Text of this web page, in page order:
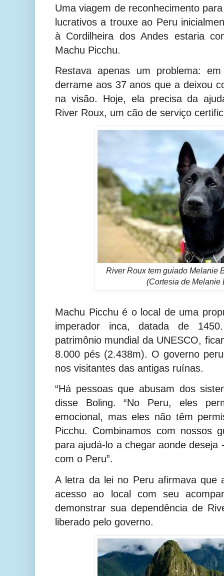
Uma viagem de reconhecimento
lucrativos a trouxe ao Peru
à Cordilheira dos Andes estaria
Machu Picchu.
Restava apenas um problema:
derrame aos 37 anos que a deixou
na visão. Hoje, ela precisa da
River Roux, um cão de serviço
River Roux tem guiado Melanie
(Cortesia de Melanie
Machu Picchu é o local de uma
imperador inca, datada de
patrimônio mundial da UNESCO,
8.000 pés (2.438m). O governo
nos visitantes das antigas ruínas.
“Há pessoas que abusam dos
disse Boling. “No Peru, eles
emocional, mas eles não têm
Picchu. Combinamos com nossos
para ajudá-lo a chegar aonde
com o Peru”.
A letra da lei no Peru afirmava que
acesso ao local com seu
demonstrar sua dependência de
liberado pelo governo.